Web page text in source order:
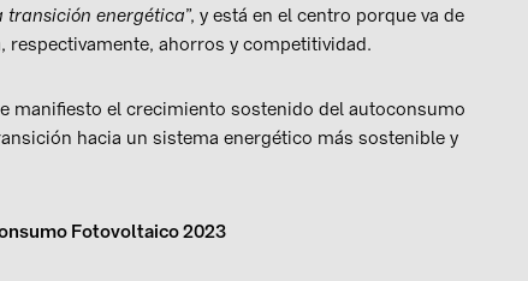
transición energética”, y está en el centro porque va de
respectivamente, ahorros y competitividad.
manifiesto el crecimiento sostenido del autoconsumo
hacia un sistema energético más sostenible y
Fotovoltaico 2023